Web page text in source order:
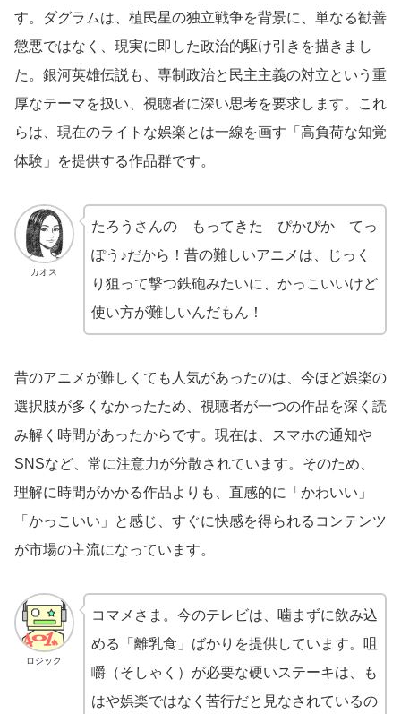
す。ダグラムは、植民星の独立戦争を背景に、単なる勧善
懲悪ではなく、現実に即した政治的駆け引きを描きまし
た。銀河英雄伝説も、専制政治と民主主義の対立という重
厚なテーマを扱い、視聴者に深い思考を要求します。これ
らは、現在のライトな娯楽とは一線を画す「高負荷な知覚
体験」を提供する作品群です。
カオス
たろうさんの もってきた ぴかぴか てっ
ぽう♪だから！昔の難しいアニメは、じっく
り狙って撃つ鉄砲みたいに、かっこいいけど
使い方が難しいんだもん！
昔のアニメが難しくても人気があったのは、今ほど娯楽の
選択肢が多くなかったため、視聴者が一つの作品を深く読
み解く時間があったからです。現在は、スマホの通知や
SNSなど、常に注意力が分散されています。そのため、
理解に時間がかかる作品よりも、直感的に「かわいい」
「かっこいい」と感じ、すぐに快感を得られるコンテンツ
が市場の主流になっています。
ロジック
コマメさま。今のテレビは、噛まずに飲み込
める「離乳食」ばかりを提供しています。咀
嚼（そしゃく）が必要な硬いステーキは、も
はや娯楽ではなく苦行だと見なされているの